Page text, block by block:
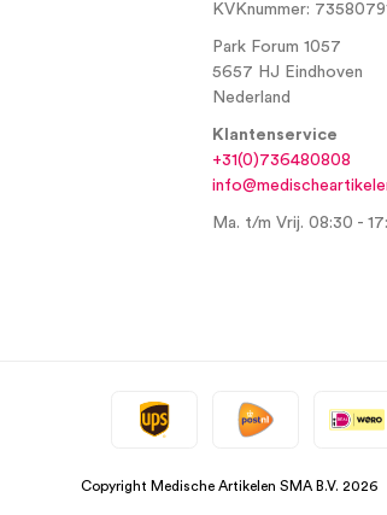
KVKnummer:
Park Forum 1057
5657 HJ Eindhoven
Nederland
Klantenservice
+31(0)736480808
Ma. t/m Vrij. 08:30 -
Copyright Medische Artikelen SMA B.V. 2026